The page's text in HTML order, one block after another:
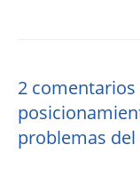
2 comentarios
problemas del